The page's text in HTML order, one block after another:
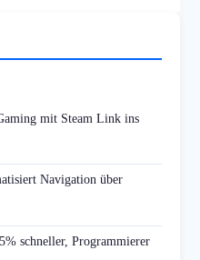
mit Steam Link ins
Navigation über
schneller, Programmierer